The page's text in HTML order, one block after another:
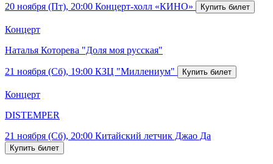
20 ноября (Пт), 20:00 Концерт-холл «КИНО»
Концерт
Наталья Которева "Доля моя русская"
21 ноября (Сб), 19:00 КЗЦ "Миллениум"
Концерт
DISTEMPER
21 ноября (Сб), 20:00 Китайский летчик Джао Да